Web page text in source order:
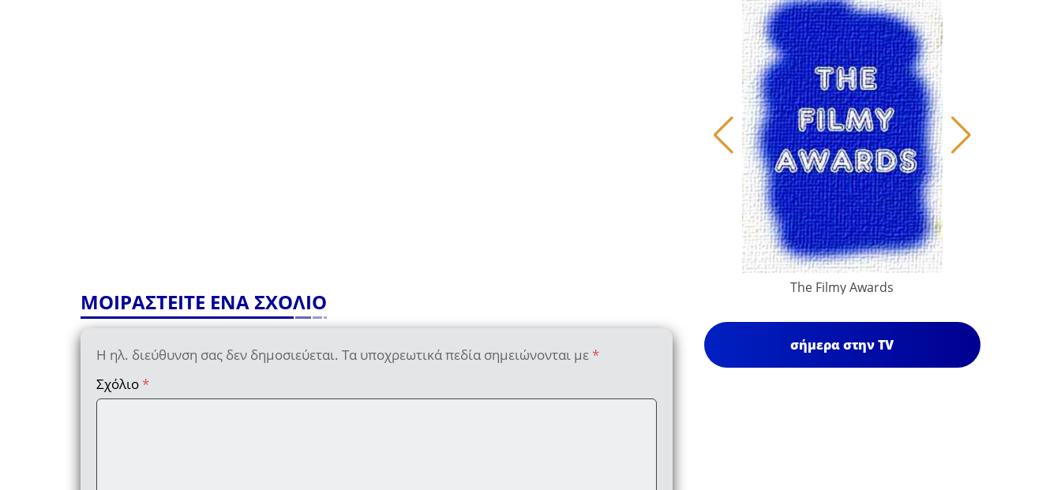
ΜΟΙΡΑΣΤΕΙΤΕ ΕΝΑ ΣΧΟΛΙΟ
Η ηλ. διεύθυνση σας δεν δημοσιεύεται. Τα υποχρεωτικά πεδία σημειώνονται με*
Σχόλιο*
The Filmy Awards
σήμερα στην TV